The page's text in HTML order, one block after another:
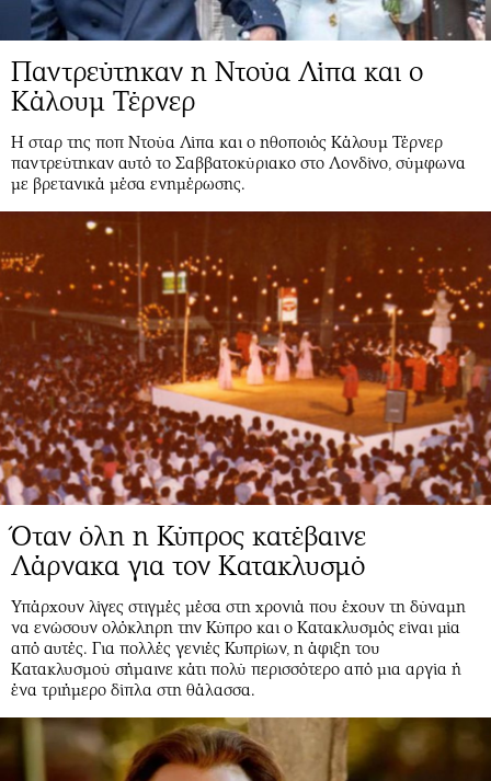
Παντρεύτηκαν η Ντούα Λίπα και ο
Κάλουμ Τέρνερ
Η σταρ της ποπ Ντούα Λίπα και ο ηθοποιός Κάλουμ Τέρνερ
παντρεύτηκαν αυτό το Σαββατοκύριακο στο Λονδίνο, σύμφωνα
με βρετανικά μέσα ενημέρωσης.
Όταν όλη η Κύπρος κατέβαινε
Λάρνακα για τον Κατακλυσμό
Υπάρχουν λίγες στιγμές μέσα στη χρονιά που έχουν τη δύναμη
να ενώσουν ολόκληρη την Κύπρο και ο Κατακλυσμός είναι μία
από αυτές. Για πολλές γενιές Κυπρίων, η άφιξη του
Κατακλυσμού σήμαινε κάτι πολύ περισσότερο από μια αργία ή
ένα τριήμερο δίπλα στη θάλασσα.